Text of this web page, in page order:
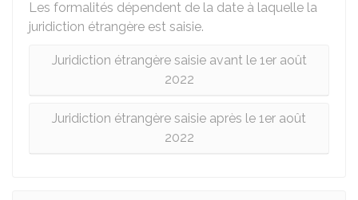
Les formalités dépendent de la date à laquelle la
juridiction étrangère est saisie.
Juridiction étrangère saisie avant le 1er août
2022
Juridiction étrangère saisie après le 1er août
2022